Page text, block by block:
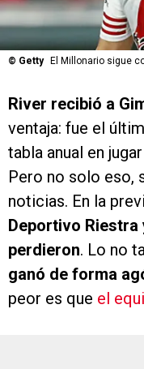
© Getty El Millonario sigue
River recibió a
ventaja: fue el
tabla anual en
Pero no solo eso,
noticias. En la
Deportivo
perdieron. Lo no
ganó de forma
peor es que el